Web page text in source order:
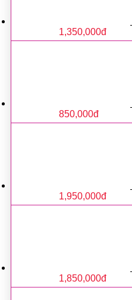
1,350,000đ
850,000đ
1,950,000đ
1,850,000đ